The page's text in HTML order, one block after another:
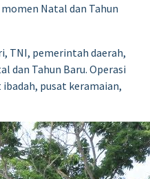
Natal dan Tahun
TNI, pemerintah daerah,
dan Tahun Baru. Operasi
pusat keramaian,